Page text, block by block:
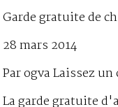
Garde gratuite de
28 mars 2014
Par ogva Laissez
La garde gratuite